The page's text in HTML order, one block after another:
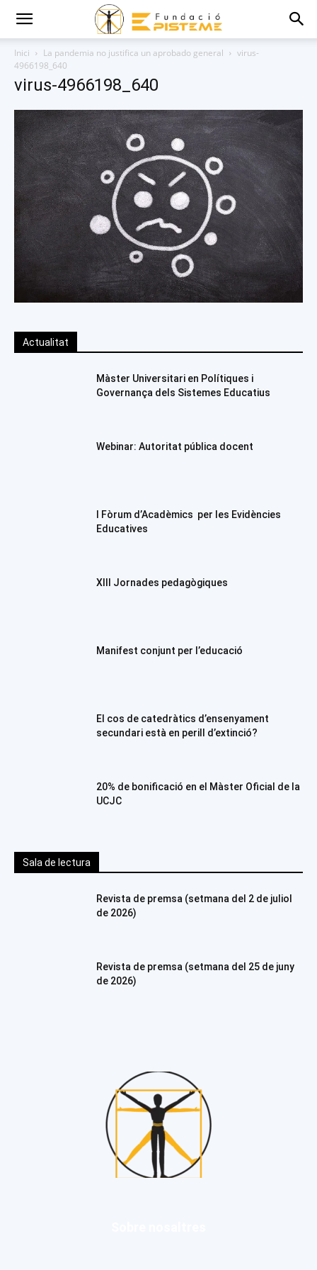
Inici La pandemia no justifica un aprobado general
virus-
4966198_640
virus-4966198_640
Actualitat
Màster Universitari en Polítiques i
Governança dels Sistemes Educatius
Webinar: Autoritat pública docent
I Fòrum d’Acadèmics per les Evidències
Educatives
XIII Jornades pedagògiques
Manifest conjunt per l’educació
El cos de catedràtics d’ensenyament
secundari està en perill d’extinció?
20% de bonificació en el Màster Oficial de la
UCJC
Sala de lectura
Revista de premsa (setmana del 2 de juliol
de 2026)
Revista de premsa (setmana del 25 de juny
de 2026)